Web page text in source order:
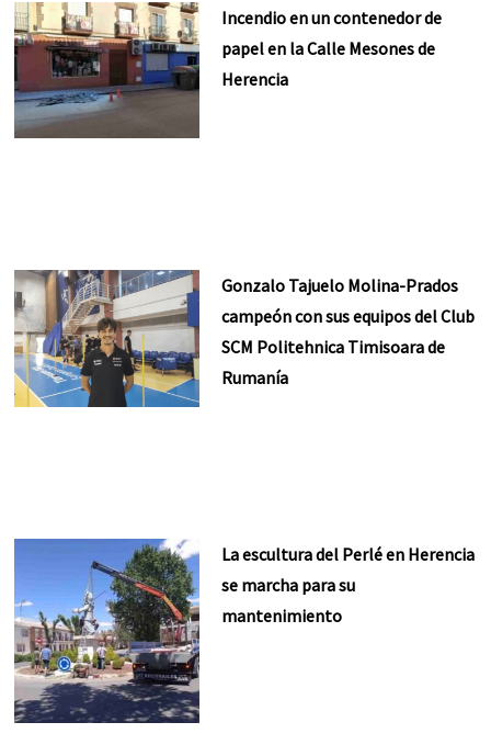
Incendio en un contenedor de
papel en la Calle Mesones de
Herencia
Gonzalo Tajuelo Molina-Prados
campeón con sus equipos del Club
SCM Politehnica Timisoara de
Rumanía
La escultura del Perlé en Herencia
se marcha para su
mantenimiento